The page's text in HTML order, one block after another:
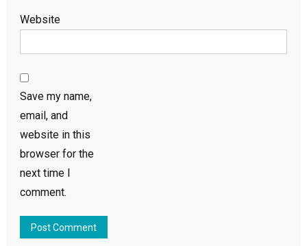
Website
Save my name,
email, and
website in this
browser for the
next time I
comment.